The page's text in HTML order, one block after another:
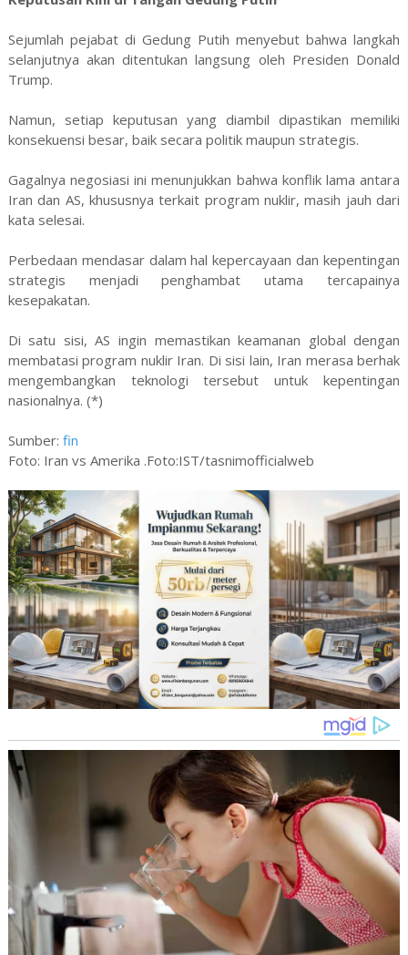
Sejumlah pejabat di Gedung Putih menyebut bahwa langkah
selanjutnya akan ditentukan langsung oleh Presiden Donald
Trump.
Namun, setiap keputusan yang diambil dipastikan memiliki
konsekuensi besar, baik secara politik maupun strategis.
Gagalnya negosiasi ini menunjukkan bahwa konflik lama antara
Iran dan AS, khususnya terkait program nuklir, masih jauh dari
kata selesai.
Perbedaan mendasar dalam hal kepercayaan dan kepentingan
strategis menjadi penghambat utama tercapainya
kesepakatan.
Di satu sisi, AS ingin memastikan keamanan global dengan
membatasi program nuklir Iran. Di sisi lain, Iran merasa berhak
mengembangkan teknologi tersebut untuk kepentingan
nasionalnya. (*)
Sumber: fin
Foto: Iran vs Amerika .Foto:IST/tasnimofficialweb